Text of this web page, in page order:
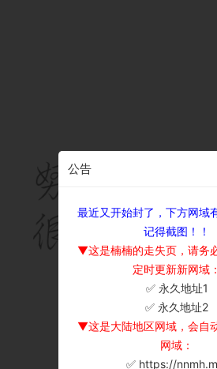
公告
最近又开始封了，下方网域
记得截图！！
▼这是楠楠的走失页，请务
定时更新新网域：
✅ 永久地址1
✅ 永久地址2
▼这是大陆地区网域，会自
网域：
✅ https://